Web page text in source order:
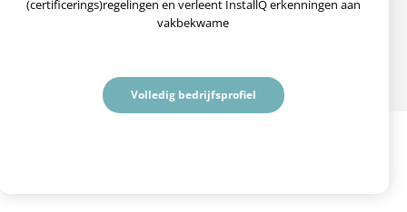
(certificerings)regelingen en verleent InstallQ erkenningen aan
vakbekwame
Volledig bedrijfsprofiel